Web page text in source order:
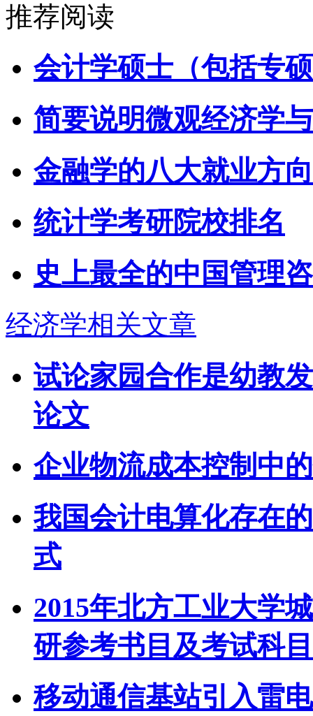
推荐阅读
会计学硕士（包括专
简要说明微观经济学
金融学的八大就业方
统计学考研院校排名
史上最全的中国管理
经济学相关文章
试论家园合作是幼教
论文
企业物流成本控制中
我国会计电算化存在
式
2015年北方工业大学
研参考书目及考试科
移动通信基站引入雷